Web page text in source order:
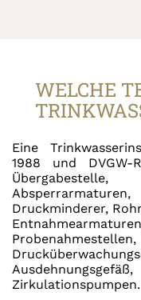
WELCHE
Eine
1988 und DVGW-
Übergabestelle,
Druckminderer,
Zirkulationspumpen.